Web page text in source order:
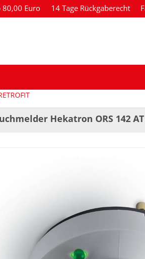
80,00 Euro 14 Tage Rückgaberecht
Hekatron ORS 142